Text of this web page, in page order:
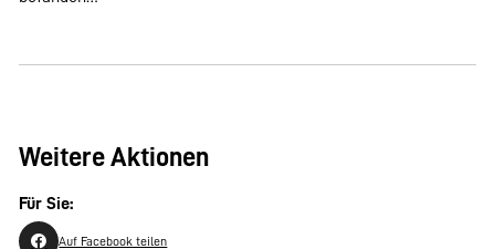
Weitere Aktionen
Für Sie:
Auf Facebook teilen